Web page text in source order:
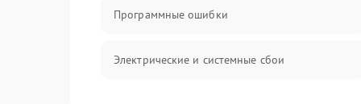
Программные ошибки
Электрические и системные сбои